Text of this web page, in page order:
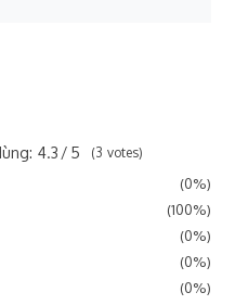
4.3 5 3 votes
0%
100%
0%
0%
0%